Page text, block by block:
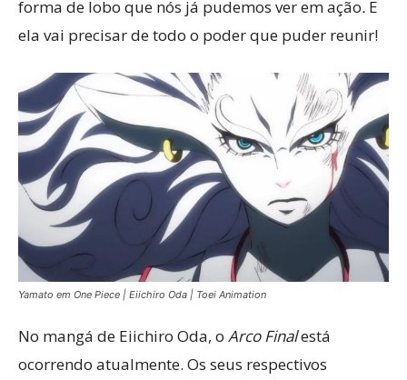
forma de lobo que nós já pudemos ver em ação. E
ela vai precisar de todo o poder que puder reunir!
Yamato em One Piece | Eiichiro Oda | Toei Animation
No mangá de Eiichiro Oda, o Arco Finalestá
ocorrendo atualmente. Os seus respectivos